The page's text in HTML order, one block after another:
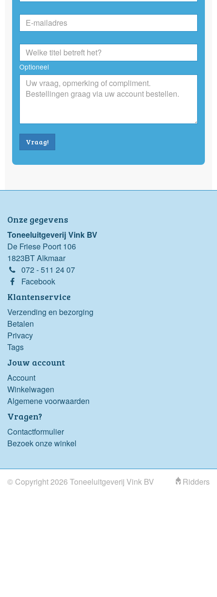
Optioneel
Vraag!
Onze gegevens
Toneeluitgeverij Vink BV
De Friese Poort 106
1823BT Alkmaar
072 - 511 24 07
Facebook
Klantenservice
Verzending en bezorging
Betalen
Privacy
Tags
Jouw account
Account
Winkelwagen
Algemene voorwaarden
Vragen?
Contactformulier
Bezoek onze winkel
© Copyright 2026 Toneeluitgeverij Vink BV Ridders